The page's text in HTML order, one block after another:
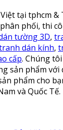
tại tphcm
phối, thi
tường 3D,
dán kính,
cấp. Chúng
sản phẩm với
phẩm cho
và Quốc Tế.